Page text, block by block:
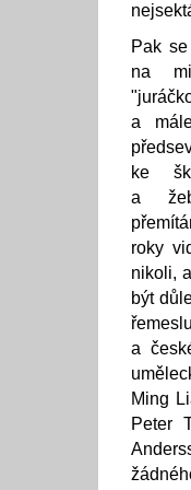
Pak
na
a
ke
a
roky
nikoli,
být
a
Ming
Peter